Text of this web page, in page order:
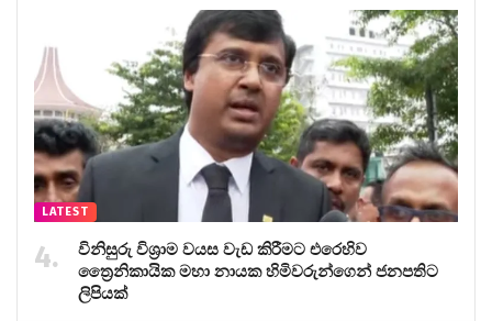
LATEST
විනිසුරු විශ්‍රාම වයස වැඩ කිරීමට එරෙහිව
ත්‍රෛනිකායික මහා නායක හිමිවරුන්ගෙන් ජනපතිට
ලිපියක්